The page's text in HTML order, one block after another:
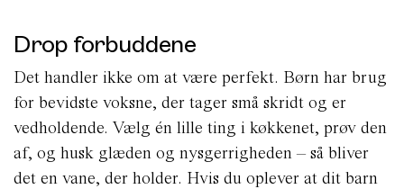
Drop forbuddene
Det handler ikke om at være perfekt. Børn har brug
for bevidste voksne, der tager små skridt og er
vedholdende. Vælg én lille ting i køkkenet, prøv den
af, og husk glæden og nysgerrigheden – så bliver
det en vane, der holder. Hvis du oplever at dit barn